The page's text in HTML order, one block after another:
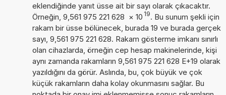
eklendiğinde yanıt üsse ait bir sayı olarak çıkacaktır.
Örneğin, 9,561 975 221 628 × 10 19. Bu sunum şekli için
rakam bir üsse bölünecek, burada 19 ve burada gerçek
sayı, 9,561 975 221 628. Rakam gösterme imkanı sınırlı
olan cihazlarda, örneğin cep hesap makinelerinde, kişi
aynı zamanda rakamların 9,561 975 221 628 E+19 olarak
yazıldığını da görür. Aslında, bu, çok büyük ve çok
küçük rakamların daha kolay okunmasını sağlar. Bu